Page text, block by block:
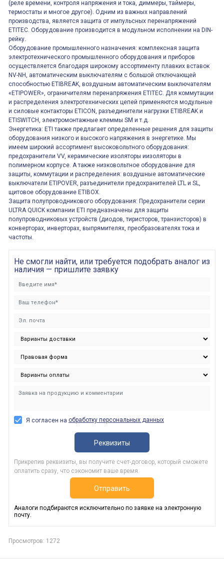
(реле времени, контроля напряжения и тока, диммеры, таймеры,
термостаты и многое другое). Одним из важных направлений
производства, является защита от импульсных перенапряжений
ETITEC. Оборудование производится в модульном исполнении на DIN-
рейку.
Оборудование промышленного назначения: комплексная защита
электротехнического промышленного оборудования и приборов
осуществляется благодаря широкому ассортименту плавких вставок
NV-NH, автоматическим выключателям с большой отключающей
способностью ETIBREAK, воздушным автоматическим выключателям
«ETIPOWER», ограничителям перенапряжения ETITEC. Для коммутации
и распределения электротехнических цепей применяются модульные
и силовые контакторы ETICON, разъединители нагрузки ETIBREAK и
ETISWITCH, электромонтажные клеммы SM и т.д.
Энергетика: ETI также предлагает определенные решения для защиты
оборудования низкого и высокого напряжения в энергетике. Мы
имеем широкий ассортимент высоковольтного оборудования:
предохранители VV, керамические изоляторы иизоляторы в
полимерном корпусе. А также низковольтное оборудование для
защиты, коммутации и распределения: воздушные автоматические
выключатели ETIPOVER, разъединители предохранителей LTL и SL,
щитовое оборудование ETIBOX.
Защита полупроводникового оборудования: Предохранители серии
ULTRA QUICK компании ETI предназначены для защиты
полупроводниковых устройств (диодов, тиристоров, транзисторов) в
конверторах, инверторах, выпрямителях, преобразователях тока и
частоты.
Не смогли найти, или требуется подобрать аналог из
наличия — пришлите заявку
Я согласен на обработку персональных данных
Реквизиты
Прикрепив реквизиты, вы получите счет-договор, который сможете
оплатить сразу, что сэкономит ваше время.
Отправить
Аналоги подбираются исключительно по заявке на электронную
почту.
Просмотров: 1272